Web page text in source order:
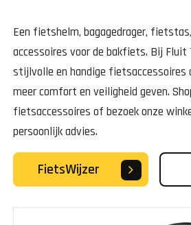
Een fietshelm, bagagedrager,
accessoires voor de bakfiets. Bij Fluit
stijlvolle en handige fietsaccessoires
meer comfort en veiligheid geven.
fietsaccessoires of bezoek onze
persoonlijk advies.
FietsWijzer